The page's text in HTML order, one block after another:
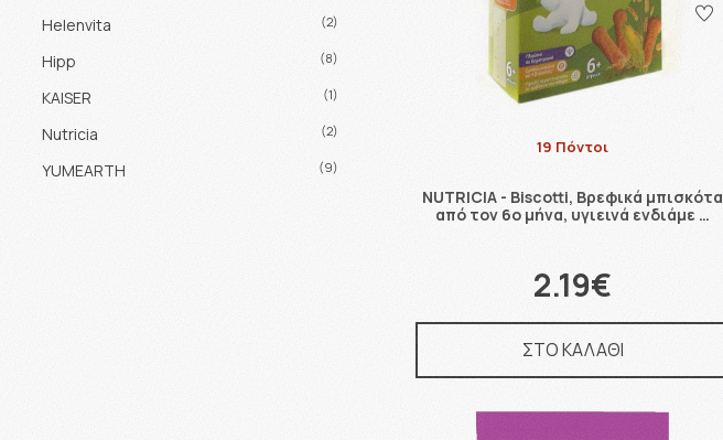
Helenvita (2)
Hipp (8)
KAISER (1)
Nutricia (2)
YUMEARTH (9)
19 Πόντοι
NUTRICIA - Biscotti, Βρεφικά μπισκότα
από τον 6ο μήνα, υγιεινά ενδιάμε …
2.19€
ΣΤΟ ΚΑΛΑΘΙ